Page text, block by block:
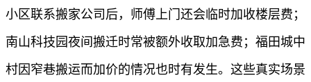
小区联系搬家公司后，师傅上门还会临时加收楼层费；
南山科技园夜间搬迁时常被额外收取加急费；福田城中
村因窄巷搬运而加价的情况也时有发生。这些真实场景